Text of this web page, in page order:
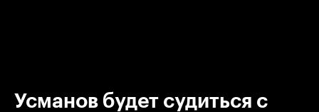
Усманов будет судиться с